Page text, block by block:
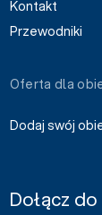
Kontakt
Przewodniki
Oferta dla
Dodaj swój
Dołącz